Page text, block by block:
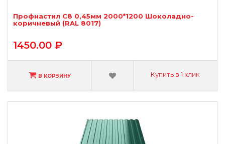
Профнастил С8 0,45мм 2000*1200 Шоколадно-
коричневый (RAL 8017)
1450.00 ₽
В КОРЗИНУ Купить в 1 клик